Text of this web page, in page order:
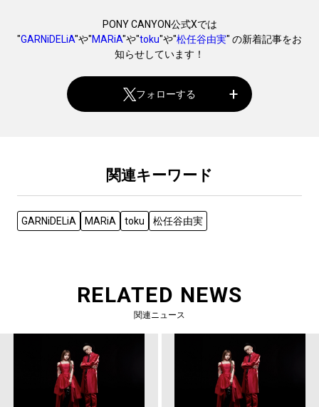
PONY CANYON公式Xでは
"GARNiDELiA"や"MARiA"や"toku"や"松任谷由実" の新着記事をお
知らせしています！
フォローする
関連キーワード
GARNiDELiA MARiA toku 松任谷由実
RELATED NEWS
関連ニュース